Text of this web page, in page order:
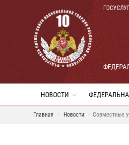
НОВОСТИ
Главная Новости Совместные